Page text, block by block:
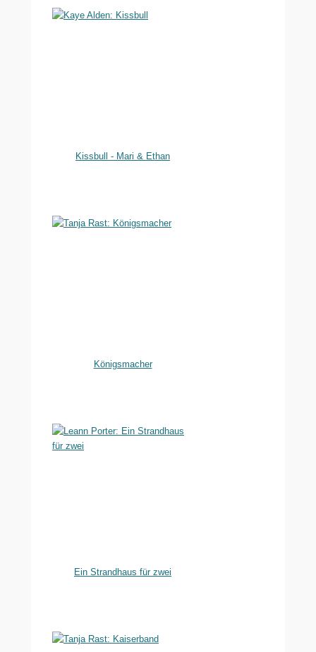
Kissbull - Mari & Ethan
Königsmacher
Ein Strandhaus für zwei